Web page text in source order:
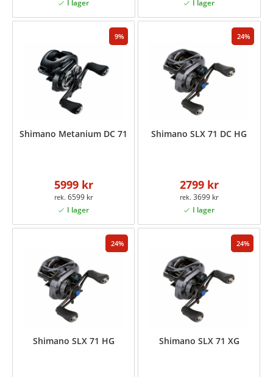
9
Shimano Metanium DC 71
5999 kr
6599 kr
24
Shimano SLX 71 DC HG
2799 kr
3699 kr
24
Shimano SLX 71 HG
24
Shimano SLX 71 XG